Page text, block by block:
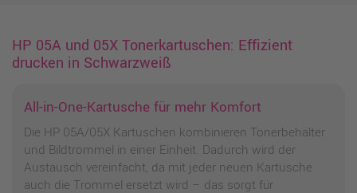
HP 05A und 05X Tonerkartuschen: Effizient
drucken in Schwarzweiß
All-in-One-Kartusche für mehr Komfort
Die HP 05A/05X Kartuschen kombinieren Tonerbehälter
und Bildtrommel in einer Einheit. Dadurch wird der
Austausch vereinfacht, da mit jeder neuen Kartusche
auch die Trommel ersetzt wird – das sorgt für